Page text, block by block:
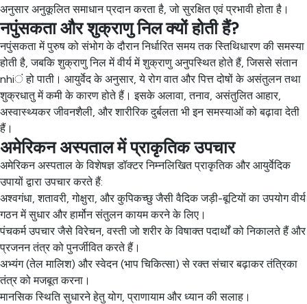
अनुसार अनुकूलित समाधान प्रदान करता है, जो सुरक्षित एवं प्रभावी होता है।​
नपुंसकता और शुक्राणु निल क्यों होती हैं?
नपुंसकता में पुरुष को संभोग के दौरान निर्धारित समय तक स्तिथिधारण की समस्या
होती है, जबकि शुक्राणु निल में वीर्य में शुक्राणु अनुपस्थित होते हैं, जिससे संतान
nhiं हो पाती। आयुर्वेद के अनुसार, ये रोग वात और पित्त दोषों के असंतुलन तथा
शुक्रधातु में कमी के कारण होते हैं। इसके अलावा, तनाव, असंतुलित आहार,
अस्वास्थ्यकर जीवनशैली, और शारीरिक दुर्बलता भी इन समस्याओं को बढ़ावा देती
हैं।​
अमेरिकन अस्पताल में प्राकृतिक उपचार
अमेरिकन अस्पताल के विशेषज्ञ डॉक्टर निम्नलिखित प्राकृतिक और आयुर्वेदिक
उपायों द्वारा उपचार करते हैं:
अश्वगंधा, शतावरी, गोक्षुरा, और कुपिकच्छु जैसी वैदिक जड़ी-बूटियों का उपयोग वीर्य
गठन में सुधार और हार्मोन संतुलन कायम करने के लिए।
पंचकर्म उपचार जैसे विरेचन, वस्ती जो शरीर के विषाक्त पदार्थों को निकालते हैं और
प्रजनन तंत्र को पुनर्जीवित करते हैं।
अभ्यंग (तेल मालिश) और स्वेदन (भाप चिकित्सा) से रक्त संचार बढ़ाकर तंत्रिका
तंत्र को मजबूत करना।
मानसिक स्थिति सुधारने हेतु योग, प्राणायाम और ध्यान की सलाह।